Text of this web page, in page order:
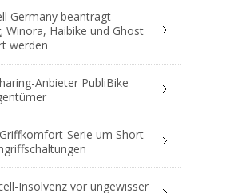
Germany beantragt
Winora, Haibike und Ghost
werden
Anbieter PubliBike
Serie um Short-
Insolvenz vor ungewisser